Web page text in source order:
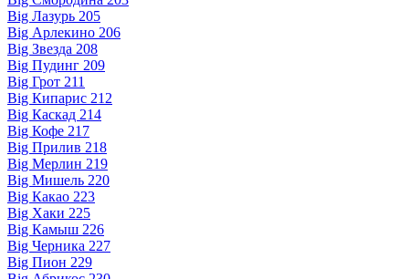
Big Лазурь 205
Big Арлекино 206
Big Звезда 208
Big Пудинг 209
Big Грот 211
Big Кипарис 212
Big Каскад 214
Big Кофе 217
Big Прилив 218
Big Мерлин 219
Big Мишель 220
Big Какао 223
Big Хаки 225
Big Камыш 226
Big Черника 227
Big Пион 229